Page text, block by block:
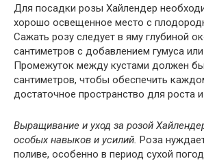
Для посадки розы Хайлендер
хорошо освещенное место с
Сажать розу следует в яму глубиной
сантиметров с добавлением гумуса
Промежуток между кустами должен
сантиметров, чтобы обеспечить
достаточное пространство для роста и
Выращивание и уход за розой
особых навыков и усилий. Роза
поливе, особенно в период сухой